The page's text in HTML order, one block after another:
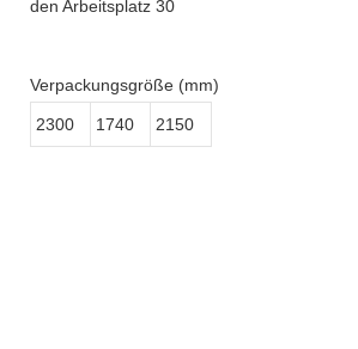
Verpackungsgröße (mm)
2300 1740 2150